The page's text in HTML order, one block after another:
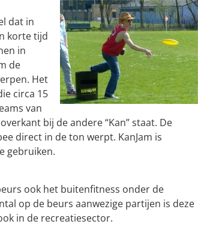
dat in
korte tijd
in
de
Het
circa 15
van
bij de andere “Kan” staat. De
direct in de ton werpt. KanJam is
gebruiken.
ook het buitenfitness onder de
op de beurs aanwezige partijen is deze
in de recreatiesector.